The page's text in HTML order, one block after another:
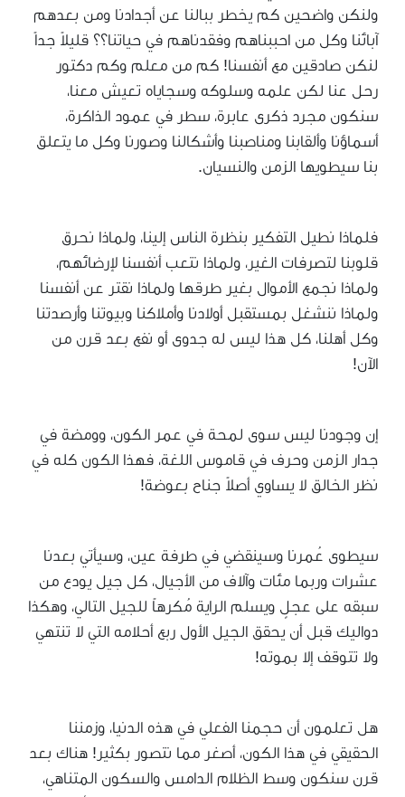
ولنكن واضحين كم يخطر ببالنا عن أجدادنا ومن بعدهم
آبائنا وكل من احببناهم وفقدناهم في حياتنا؟؟ قليلاً جداً
لنكن صادقين مع أنفسنا! كم من معلم وكم دكتور
رحل عنا لكن علمه وسلوكه وسجاياه تعيش معنا،
سنكون مجرد ذكرى عابرة، سطر في عمود الذاكرة،
أسماؤنا وألقابنا ومناصبنا وأشكالنا وصورنا وكل ما يتعلق
بنا سيطويها الزمن والنسيان.
فلماذا نطيل التفكير بنظرة الناس إلينا، ولماذا نحرق
قلوبنا لتصرفات الغير، ولماذا نتعب أنفسنا لإرضائهم،
ولماذا نجمع الأموال بغير طرقها ولماذا نقتر عن أنفسنا
ولماذا ننشغل بمستقبل أولادنا وأملاكنا وبيوتنا وأرصدتنا
وكل أهلنا، كل هذا ليس له جدوى أو نفع بعد قرن من
الآن!
إن وجودنا ليس سوى لمحة في عمر الكون، وومضة في
جدار الزمن وحرف في قاموس اللغة، فهذا الكون كله في
نظر الخالق لا يساوي أصلاً جناح بعوضة!
سيطوى عُمرنا وسينقضي في طرفة عين، وسيأتي بعدنا
عشرات وربما مئات وآلاف من الأجيال، كل جيل يودع من
سبقه على عجلٍ ويسلم الراية مُكرهاً للجيل التالي، وهكذا
دواليك قبل أن يحقق الجيل الأول ربع أحلامه التي لا تنتهي
ولا تتوقف إلا بموته!
هل تعلمون أن حجمنا الفعلي في هذه الدنيا، وزمننا
الحقيقي في هذا الكون، أصغر مما نتصور بكثير! هناك بعد
قرن سنكون وسط الظلام الدامس والسكون المتناهي،